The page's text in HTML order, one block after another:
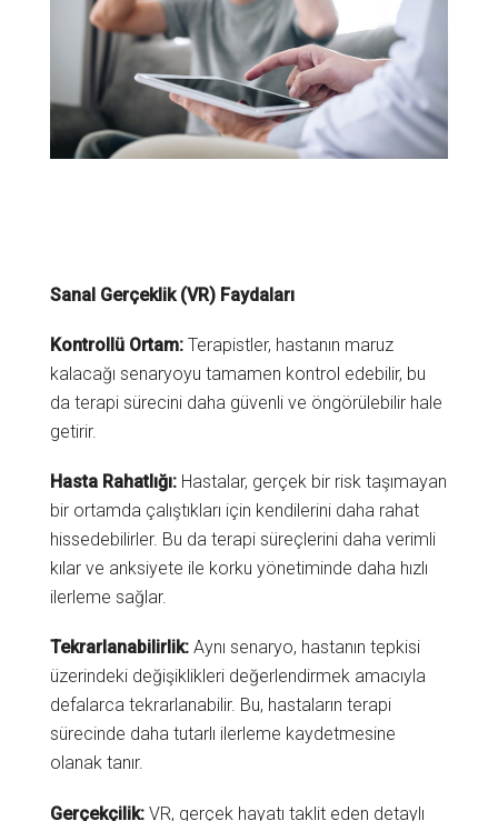
Sanal Gerçeklik (VR) Faydaları
Kontrollü Ortam:Terapistler, hastanın maruz
kalacağı senaryoyu tamamen kontrol edebilir, bu
da terapi sürecini daha güvenli ve öngörülebilir hale
getirir.
Hasta Rahatlığı:Hastalar, gerçek bir risk taşımayan
bir ortamda çalıştıkları için kendilerini daha rahat
hissedebilirler. Bu da terapi süreçlerini daha verimli
kılar ve anksiyete ile korku yönetiminde daha hızlı
ilerleme sağlar.
Tekrarlanabilirlik:Aynı senaryo, hastanın tepkisi
üzerindeki değişiklikleri değerlendirmek amacıyla
defalarca tekrarlanabilir. Bu, hastaların terapi
sürecinde daha tutarlı ilerleme kaydetmesine
olanak tanır.
Gerçekçilik:VR, gerçek hayatı taklit eden detaylı